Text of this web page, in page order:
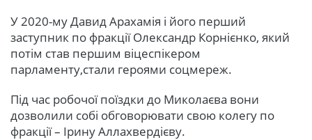
У 2020-му Давид Арахамія і його перший
заступник по фракції Олександр Корнієнко, який
потім став першим віцеспікером
парламенту,стали героями соцмереж.
Під час робочої поїздки до Миколаєва вони
дозволили собі обговорювати свою колегу по
фракції – Ірину Аллахвердієву.